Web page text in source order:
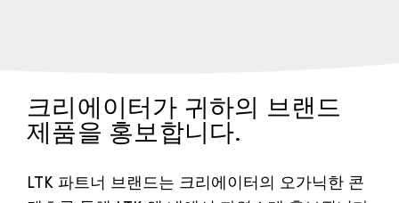
크리에이터가 귀하의 브랜드
제품을 홍보합니다.
LTK 파트너 브랜드는 크리에이터의 오가닉한 콘